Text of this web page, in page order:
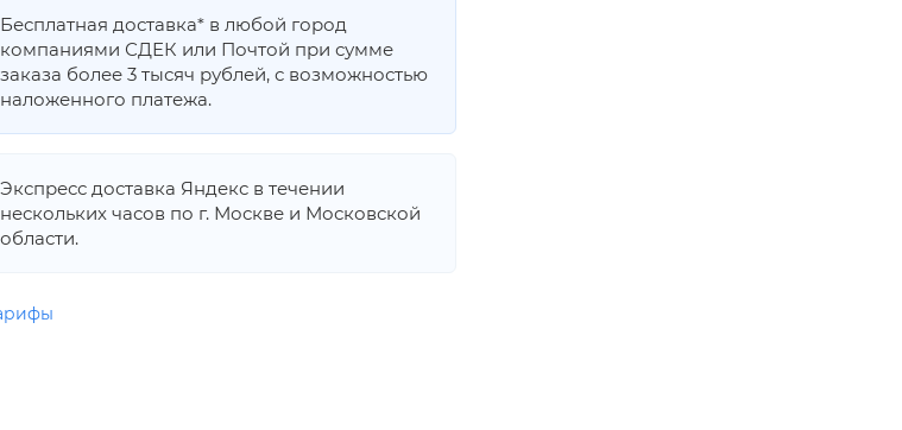
Бесплатная доставка* в любой город
компаниями СДЕК или Почтой при сумме
заказа более 3 тысяч рублей, с возможностью
наложенного платежа.
Экспресс доставка Яндекс в течении
нескольких часов по г. Москве и Московской
области.